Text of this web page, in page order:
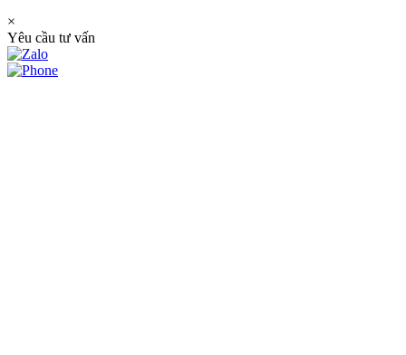
×
Yêu cầu tư vấn